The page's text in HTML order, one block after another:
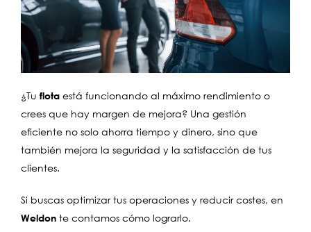
¿Tu flota está funcionando al máximo rendimiento o
crees que hay margen de mejora? Una gestión
eficiente no solo ahorra tiempo y dinero, sino que
también mejora la seguridad y la satisfacción de tus
clientes.
Si buscas optimizar tus operaciones y reducir costes, en
Weldon te contamos cómo lograrlo.